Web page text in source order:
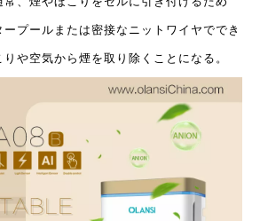
プールまたは密接なニットワイヤででき
や空気から煙を取り除くことになる。